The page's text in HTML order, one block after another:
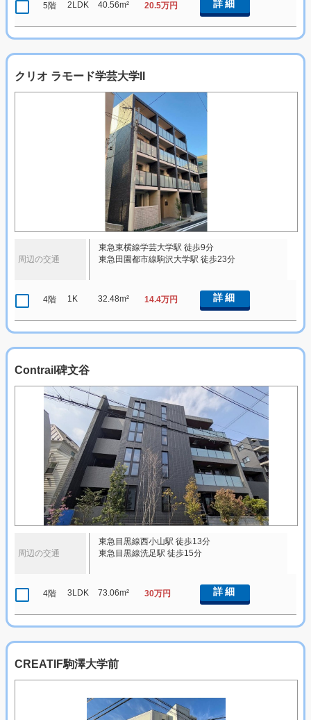
5階 2LDK 40.56m² 20.5万円 詳細
クリオ ラモード学芸大学II
周辺の交通
東急東横線学芸大学駅 徒歩9分
東急田園都市線駒沢大学駅 徒歩23分
4階 1K 32.48m² 14.4万円 詳細
Contrail碑文谷
周辺の交通
東急目黒線西小山駅 徒歩13分
東急目黒線洗足駅 徒歩15分
4階 3LDK 73.06m² 30万円 詳細
CREATIF駒澤大学前